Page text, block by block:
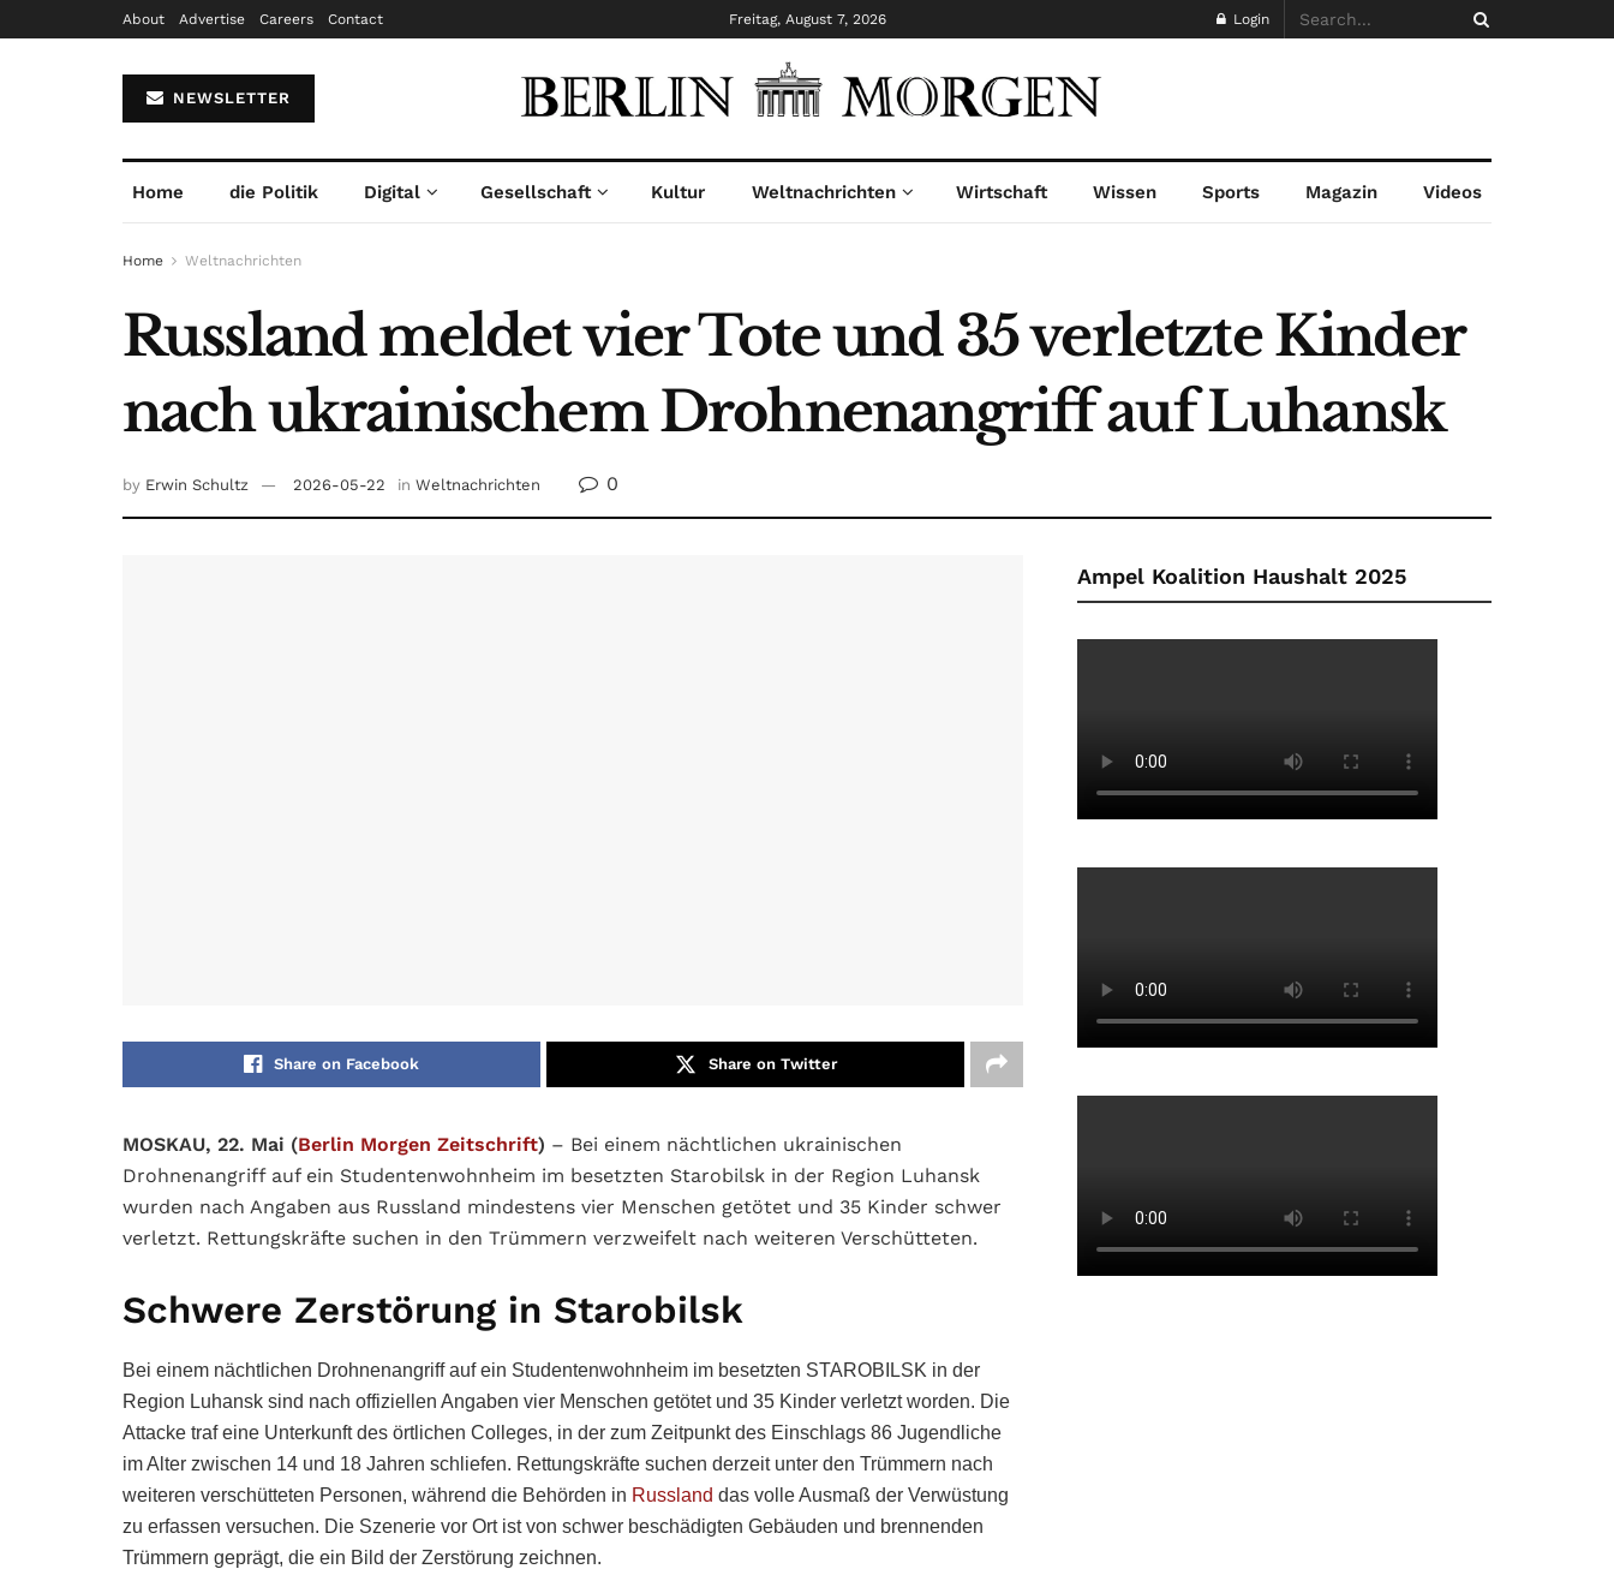
About Advertise Careers Contact Freitag, August 7, 2026 Login
NEWSLETTER
Home die Politik Digital Gesellschaft Kultur Weltnachrichten Wirtschaft Wissen Sports Magazin Videos
Home Weltnachrichten
Russland meldet vier Tote und 35 verletzte Kinder
nach ukrainischem Drohnenangriff auf Luhansk
by Erwin Schultz 2026-05-22 in Weltnachrichten 0
Share on Facebook Share on Twitter
MOSKAU, 22. Mai (Berlin Morgen Zeitschrift) – Bei einem nächtlichen ukrainischen
Drohnenangriff auf ein Studentenwohnheim im besetzten Starobilsk in der Region Luhansk
wurden nach Angaben aus Russland mindestens vier Menschen getötet und 35 Kinder schwer
verletzt. Rettungskräfte suchen in den Trümmern verzweifelt nach weiteren Verschütteten.
Schwere Zerstörung in Starobilsk
Bei einem nächtlichen Drohnenangriff auf ein Studentenwohnheim im besetzten STAROBILSK in der
Region Luhansk sind nach offiziellen Angaben vier Menschen getötet und 35 Kinder verletzt worden. Die
Attacke traf eine Unterkunft des örtlichen Colleges, in der zum Zeitpunkt des Einschlags 86 Jugendliche
im Alter zwischen 14 und 18 Jahren schliefen. Rettungskräfte suchen derzeit unter den Trümmern nach
weiteren verschütteten Personen, während die Behörden in Russland das volle Ausmaß der Verwüstung
zu erfassen versuchen. Die Szenerie vor Ort ist von schwer beschädigten Gebäuden und brennenden
Trümmern geprägt, die ein Bild der Zerstörung zeichnen.
Ampel Koalition Haushalt 2025